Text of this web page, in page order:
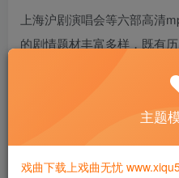
上海沪剧演唱会等六部高清
的剧情题材丰富多样，既有
了爱情、家庭、社会等各个
主题
戏曲下载上戏曲无忧